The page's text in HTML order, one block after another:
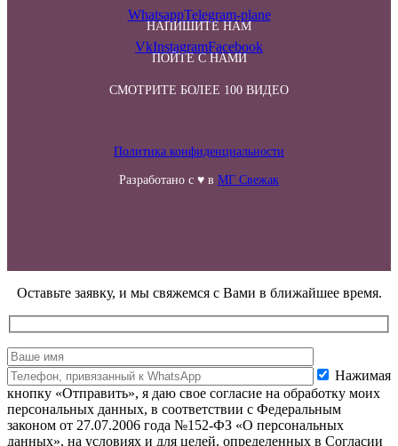
НАПИШИТЕ НАМ
WhatsappTelegram-plane
ПОЙТЕ С НАМИ
VkInstagramFacebook
СМОТРИТЕ БОЛЕЕ 100 ВИДЕО
Политика конфиденциальности
Разработано с ♥ в МГ Свежак
Оставьте заявку, и мы свяжемся с Вами в ближайшее время.
Нажимая
кнопку «Отправить», я даю свое согласие на обработку моих
персональных данных, в соответствии с Федеральным
законом от 27.07.2006 года №152-ФЗ «О персональных
данных», на условиях и для целей, определенных в Согласии